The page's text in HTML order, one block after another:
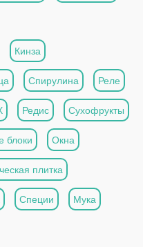
Кинза
Спирулина Реле
Редис Сухофрукты
блоки Окна
плитка
Специи Мука